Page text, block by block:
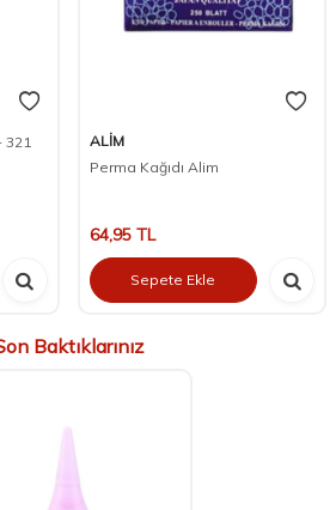
321
ALİM
Perma Kağıdı Alim
64,95TL
Sepete Ekle
Baktıklarınız